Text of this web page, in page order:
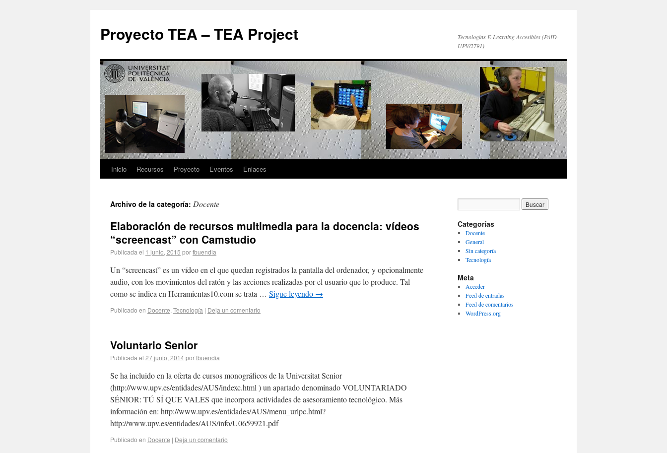
Proyecto TEA – TEA Project
Tecnologías E-Learning Accesibles (PAID-
UPV/2791)
Inicio Recursos Proyecto Eventos Enlaces
Archivo de la categoría: Docente
Elaboración de recursos multimedia para la docencia: vídeos
“screencast” con Camstudio
Publicada el 1 junio, 2015 porfbuendia
Un “screencast” es un vídeo en el que quedan registrados la pantalla del ordenador, y opcionalmente
audio, con los movimientos del ratón y las acciones realizadas por el usuario que lo produce. Tal
como se indica en Herramientas10.com se trata … Sigue leyendo →
Publicado en Docente, Tecnología | Deja un comentario
Voluntario Senior
Publicada el 27 junio, 2014porfbuendia
Se ha incluido en la oferta de cursos monográficos de la Universitat Senior
(http://www.upv.es/entidades/AUS/indexc.html ) un apartado denominado VOLUNTARIADO
SÉNIOR: TÚ SÍ QUE VALES que incorpora actividades de asesoramiento tecnológico. Más
información en: http://www.upv.es/entidades/AUS/menu_urlpc.html?
http://www.upv.es/entidades/AUS/info/U0659921.pdf
Publicado en Docente | Deja un comentario
Categorías
Docente
General
Sin categoría
Tecnología
Meta
Acceder
Feed de entradas
Feed de comentarios
WordPress.org